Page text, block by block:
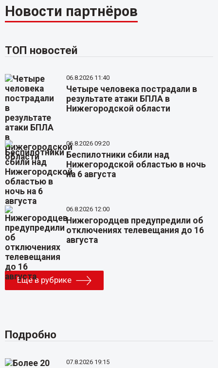
Новости партнёров
ТОП новостей
06.8.2026 11:40
Четыре человека пострадали в
результате атаки БПЛА в
Нижегородской области
06.8.2026 09:20
Беспилотники сбили над
Нижегородской областью в ночь
на 6 августа
06.8.2026 12:00
Нижегородцев предупредили об
отключениях телевещания до 16
августа
Еще в рубрике
Подробно
07.8.2026 19:15